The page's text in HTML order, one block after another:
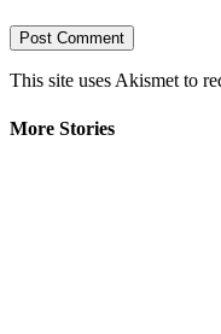
This site uses Akismet to
More Stories